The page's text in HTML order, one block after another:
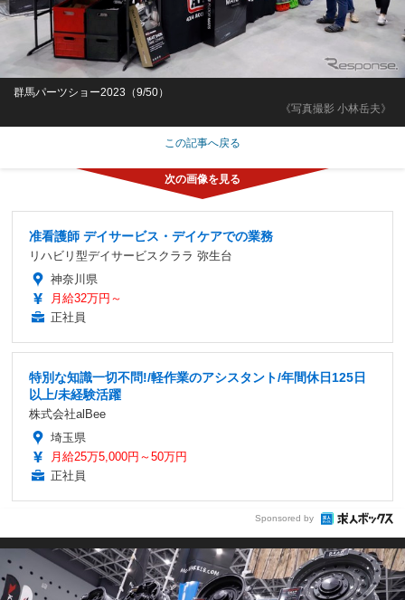
《写真撮影 小林岳夫》
群馬パーツショー2023（9/50）
この記事へ戻る
准看護師 デイサービス・デイケアでの業務
リハビリ型デイサービスクララ 弥生台
神奈川県
月給32万円～
正社員
特別な知識一切不問!/軽作業のアシスタント/年間休日125日
以上/未経験活躍
株式会社alBee
埼玉県
月給25万5,000円～50万円
正社員
Sponsored by